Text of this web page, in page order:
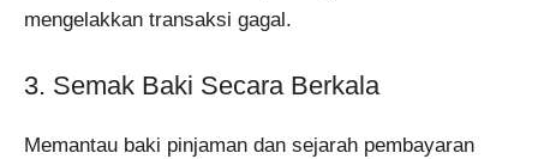
mengelakkan transaksi gagal.
3. Semak Baki Secara Berkala
Memantau baki pinjaman dan sejarah pembayaran